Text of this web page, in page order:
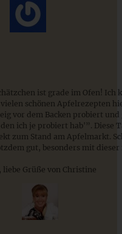
invisible aux
ist grade im Ofen! Ich
schönen Apfelrezepten
vor dem Backen probiert und
ich je probiert hab'”. Diese
zum Stand am Apfelmarkt.
gut, besonders mit
liebe Grüße von Christine